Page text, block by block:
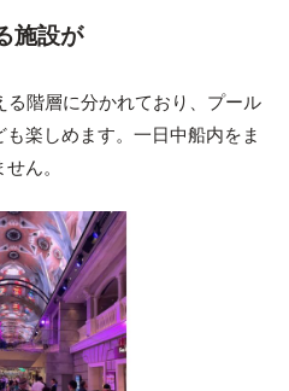
施設が
階層に分かれており、プール
楽しめます。一日中船内をま
ん。